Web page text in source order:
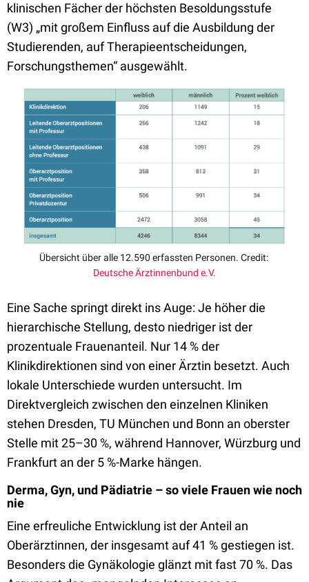
klinischen Fächer der höchsten Besoldungsstufe
(W3) „mit großem Einfluss auf die Ausbildung der
Studierenden, auf Therapieentscheidungen,
Forschungsthemen“ ausgewählt.
Übersicht über alle 12.590 erfassten Personen. Credit:
Deutsche Ärztinnenbund e.V.
Eine Sache springt direkt ins Auge: Je höher die
hierarchische Stellung, desto niedriger ist der
prozentuale Frauenanteil. Nur 14 % der
Klinikdirektionen sind von einer Ärztin besetzt. Auch
lokale Unterschiede wurden untersucht. Im
Direktvergleich zwischen den einzelnen Kliniken
stehen Dresden, TU München und Bonn an oberster
Stelle mit 25–30 %, während Hannover, Würzburg und
Frankfurt an der 5 %-Marke hängen.
Derma, Gyn, und Pädiatrie – so viele Frauen wie noch
nie
Eine erfreuliche Entwicklung ist der Anteil an
Oberärztinnen, der insgesamt auf 41 % gestiegen ist.
Besonders die Gynäkologie glänzt mit fast 70 %. Das